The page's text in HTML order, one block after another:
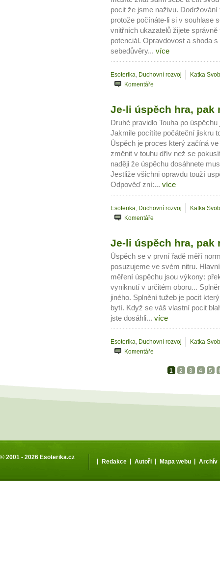
pocit že jsme naživu.
protože počínáte-li si v souhlase
vnitřních ukazatelů žijete
potenciál. Opravdovost a shoda
sebedůvěry... více
Esoterika, Duchovní rozvoj
Katka
Komentáře
Je-li úspěch hra, pak
Druhé pravidlo Touha po
Jakmile pocítíte počáteční jiskru
Úspěch je proces který začíná
změnit v touhu dřív než se
naději že úspěchu dosáhnete
Jestliže všichni opravdu touží
Odpověď zní:... více
Esoterika, Duchovní rozvoj
Katka
Komentáře
Je-li úspěch hra, pak
Úspěch se v první řadě měří
posuzujeme ve svém nitru.
měření úspěchu jsou výkony:
vyniknutí v určitém oboru...
jiného. Splnění tužeb je pocit
bytí. Když se váš vlastní pocit
jste dosáhli... více
Esoterika, Duchovní rozvoj
Katka
Komentáře
1 2 3 4 5
© 2001 - 2026 Esoterika.cz
| Redakce | Autoři | Mapa webu | Archív